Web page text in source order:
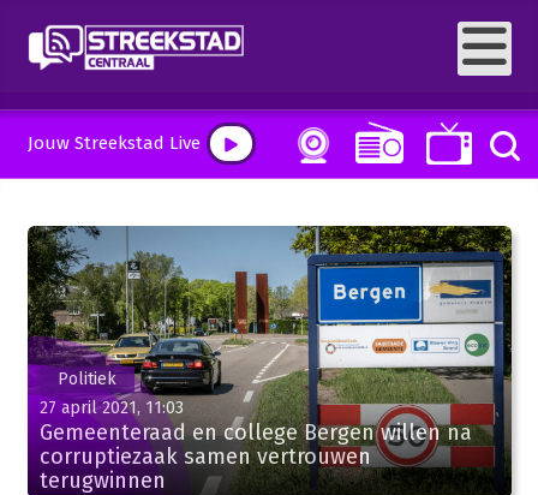
Jouw Streekstad Live
Politiek
27 april 2021, 11:03
Gemeenteraad en college Bergen willen na
corruptiezaak samen vertrouwen
terugwinnen